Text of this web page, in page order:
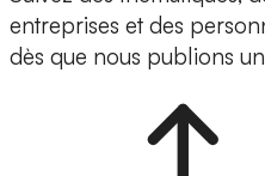
entreprises et des
dès que nous publions